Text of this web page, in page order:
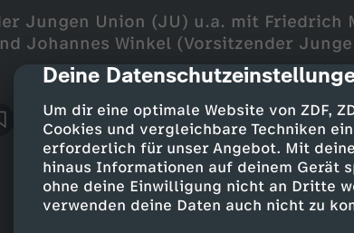
cmp-dialog-description
Deine
Um dir eine optimale Website von ZDF,
Cookies und vergleichbare Techniken
erforderlich für unser Angebot. Mit
hinaus Informationen auf deinem Gerät
ohne deine Einwilligung nicht an Dritte
verwenden deine Daten auch nicht zu
Jungen Union (JU) u.a. mit Friedrich
Johannes Winkel (Vorsitzender